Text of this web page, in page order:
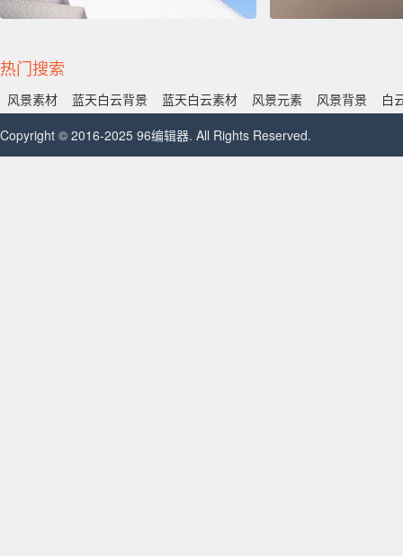
热门搜索
风景素材 蓝天白云背景 蓝天白云素材 风景元素 风景背景
白
Copyright © 2016-2025 96编辑器. All Rights Reserved.